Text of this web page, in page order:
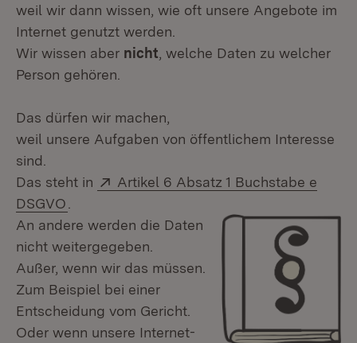
weil wir dann wissen, wie oft unsere Angebote im
Internet genutzt werden.
Wir wissen aber nicht , welche Daten zu welcher
Person gehören.
Das dürfen wir machen,
weil unsere Aufgaben von öffentlichem Interesse
sind.
Das steht in
Extern:
Artikel 6 Absatz 1 Buchstabe e
DSGVO
An andere werden die Daten
nicht weitergegeben.
Außer, wenn wir das müssen.
Zum Beispiel bei einer
Entscheidung vom Gericht.
Oder wenn unsere Internet-